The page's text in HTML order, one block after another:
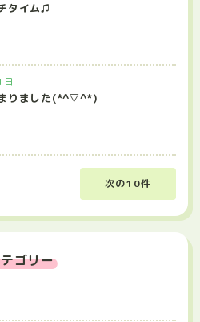
タイム♫
りました(*^▽^*)
次の10件
ゴリー